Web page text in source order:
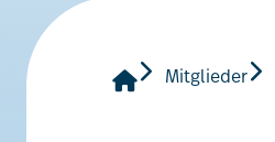
Mitglieder